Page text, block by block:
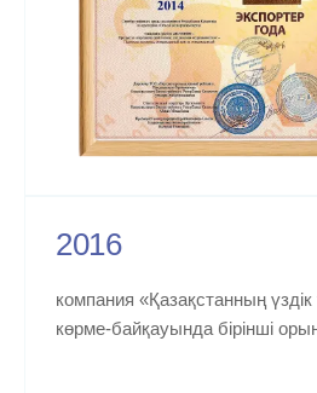
2016
компания «Қазақстанның үздік
көрме-байқауында бірінші